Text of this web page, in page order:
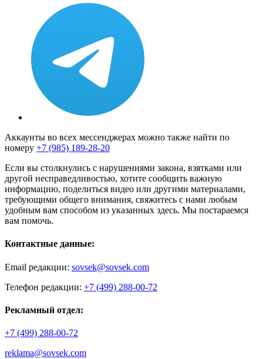
Аккаунты во всех мессенджерах можно также найти по
номеру +7 (985) 189-28-20
Если вы столкнулись с нарушениями закона, взятками или
другой несправедливостью, хотите сообщить важную
информацию, поделиться видео или другими материалами,
требующими общего внимания, свяжитесь с нами любым
удобным вам способом из указанных здесь. Мы постараемся
вам помочь.
Контактные данные:
Email редакции: sovsek@sovsek.com
Телефон редакции: +7 (499) 288-00-72
Рекламный отдел:
+7 (499) 288-00-72
reklama@sovsek.com